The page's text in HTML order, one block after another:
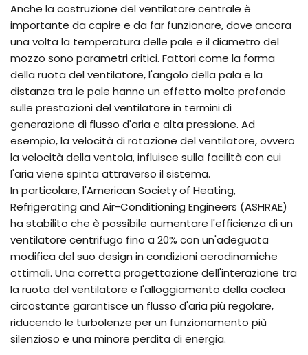
Anche la costruzione del ventilatore centrale è
importante da capire e da far funzionare, dove ancora
una volta la temperatura delle pale e il diametro del
mozzo sono parametri critici. Fattori come la forma
della ruota del ventilatore, l'angolo della pala e la
distanza tra le pale hanno un effetto molto profondo
sulle prestazioni del ventilatore in termini di
generazione di flusso d'aria e alta pressione. Ad
esempio, la velocità di rotazione del ventilatore, ovvero
la velocità della ventola, influisce sulla facilità con cui
l'aria viene spinta attraverso il sistema.
In particolare, l'American Society of Heating,
Refrigerating and Air-Conditioning Engineers (ASHRAE)
ha stabilito che è possibile aumentare l'efficienza di un
ventilatore centrifugo fino a 20% con un'adeguata
modifica del suo design in condizioni aerodinamiche
ottimali. Una corretta progettazione dell'interazione tra
la ruota del ventilatore e l'alloggiamento della coclea
circostante garantisce un flusso d'aria più regolare,
riducendo le turbolenze per un funzionamento più
silenzioso e una minore perdita di energia.